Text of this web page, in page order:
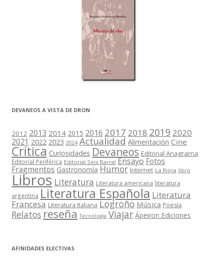
DEVANEOS A VISTA DE DRON
2012 2013 2014 2015 2016 2017 2018 2019 2020
2021 2022 2023 2024 Actualidad Alimentación Cine
Crítica Curiosidades Devaneos Editorial Anagrama
Editorial Periférica Editorial Seix Barral Ensayo Fotos
Fragmentos Gastronomía Humor Internet La Rioja libro
Libros Literatura Literatura americana literatura
argentina Literatura Española Literatura
Francesa Literatura Italiana Logroño Música Poesía
Relatos reseña Tecnología Viajar Ápeiron Ediciones
AFINIDADES ELECTIVAS